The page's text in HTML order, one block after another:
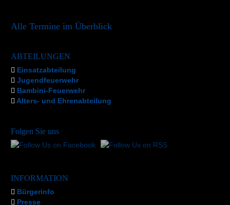
Alle Termine im Überblick
ABTEILUNGEN
Einsatzabteilung
Jugendfeuerwehr
Bambini-Feuerwehr
Alters- und Ehrenabteilung
Folgen Sie uns
INFORMATION
Bürgerinfo
Presse